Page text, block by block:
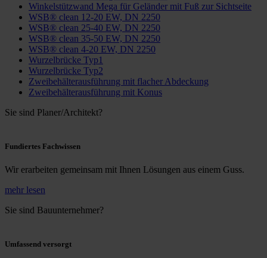
Winkelstützwand Mega für Geländer mit Fuß zur Sichtseite
WSB® clean 12-20 EW, DN 2250
WSB® clean 25-40 EW, DN 2250
WSB® clean 35-50 EW, DN 2250
WSB® clean 4-20 EW, DN 2250
Wurzelbrücke Typ1
Wurzelbrücke Typ2
Zweibehälterausführung mit flacher Abdeckung
Zweibehälterausführung mit Konus
Sie sind Planer/Architekt?
Fundiertes Fachwissen
Wir erarbeiten gemeinsam mit Ihnen Lösungen aus einem Guss.
mehr lesen
Sie sind Bauunternehmer?
Umfassend versorgt